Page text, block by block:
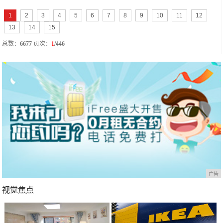
1 2 3 4 5 6 7 8 9 10 11
12
13
14 15
总数：6677 页次： 1/446
广告
视觉焦点